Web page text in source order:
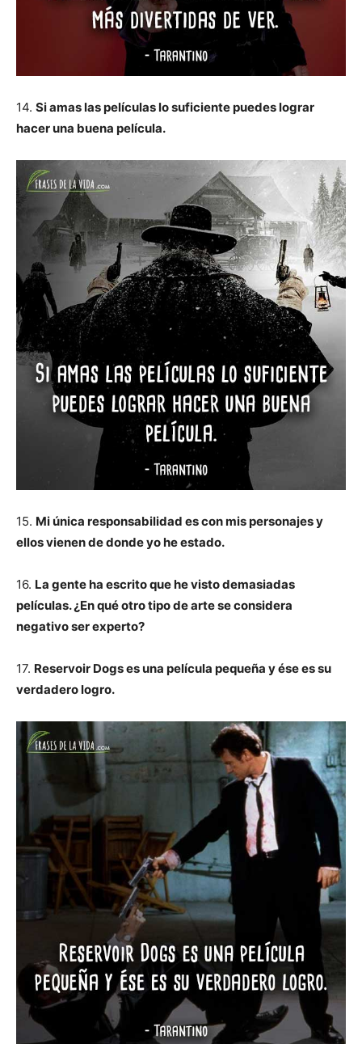
14. Si amas las películas lo suficiente puedes lograr
hacer una buena película.
15. Mi única responsabilidad es con mis personajes y
ellos vienen de donde yo he estado.
16. La gente ha escrito que he visto demasiadas
películas. ¿En qué otro tipo de arte se considera
negativo ser experto?
17. Reservoir Dogs es una película pequeña y ése es su
verdadero logro.